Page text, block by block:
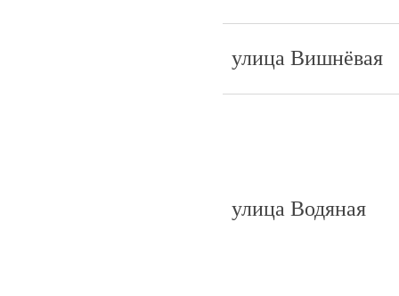
улица Вишнёвая
улица Водяная